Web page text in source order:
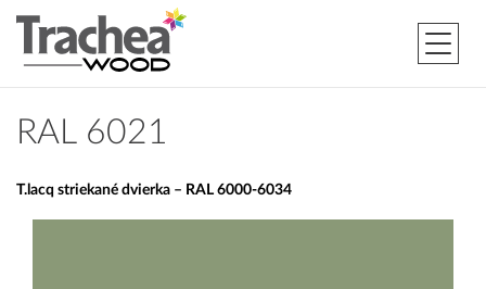
RAL 6021
T.lacq striekané dvierka – RAL 6000-6034